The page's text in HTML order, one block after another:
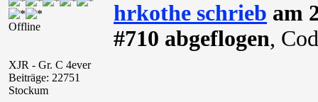
Offline
XJR - Gr. C 4ever
Beiträge: 22751
Stockum
hrkothe schrieb am
#710 abgeflogen,